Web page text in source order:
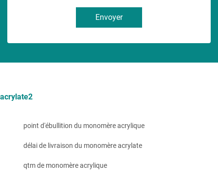
Envoyer
acrylate2
point d'ébullition du monomère acrylique
délai de livraison du monomère acrylate
qtm de monomère acrylique